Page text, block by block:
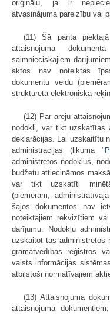
oriģinālu, ja ir
atvasinājuma pareizību vai
(11) Šā panta
attaisnojuma
saimnieciskajiem
aktos nav noteiktas
dokumentu veidu
strukturēta elektroniskā
(12) Par ārēju
nodokli, var tikt uzskatītas
deklarācijas. Lai uzskaitītu
administrācijas (likuma "
administrētos nodokļus,
budžetu attiecināmos
var tikt uzskatīti
(piemēram,
šajos dokumentos nav
noteiktajiem rekvizītiem
darījumu. Nodokļu
uzskaitot tās administrētos
grāmatvedības reģistros
valsts informācijas
atbilstoši normatīvajiem
(13) Attaisnojuma
attaisnojuma